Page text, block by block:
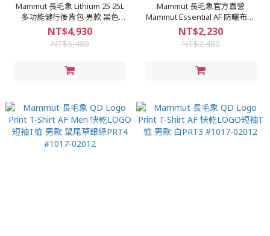
Mammut 長毛象 Lithium 25 25L
多功能健行後背包 男款 黑色
#2530-03452
NT$4,930
NT$5,480
Mammut 長毛象官方直營
Mammut Essential AF 防曬布章
LOGO短袖T恤 女款 多色內選
#1017-05090
NT$2,230
NT$2,480